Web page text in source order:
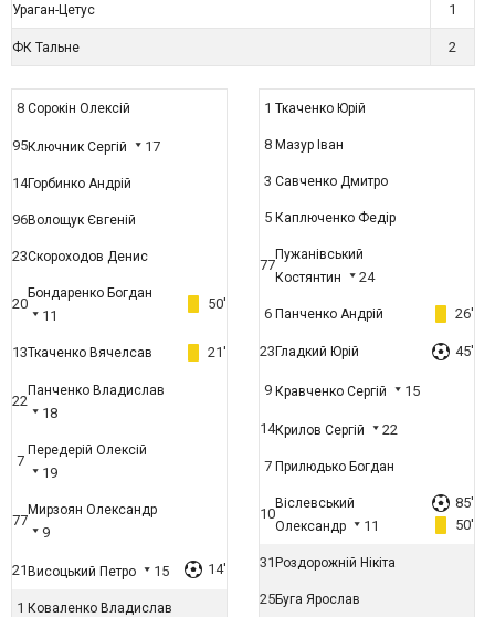
Ураган-Цетус 1
ФК Тальне 2
8 Сорокін Олексій
95Ключник Сергій 17
14Горбинко Андрій
96Волощук Євгеній
23Скороходов Денис
20
Бондаренко Богдан
11
50'
13Ткаченко Вячелсав 21'
22
Панченко Владислав
18
7
Передерій Олексій
19
77
Мирзоян Олександр
9
21 Висоцький Петро 15 14'
1 Коваленко Владислав
1 Ткаченко Юрій
8 Мазур Іван
3 Савченко Дмитро
5 Каплюченко Федір
77
Пужанівський
Костянтин
24
6 Панченко Андрій 26'
23 Гладкий Юрій 45'
9 Кравченко Сергій 15
14Крилов Сергій 22
7 Прилюдько Богдан
10
Віслевський
Олександр
11
85'
50'
31 Роздорожній Нікіта
25Буга Ярослав